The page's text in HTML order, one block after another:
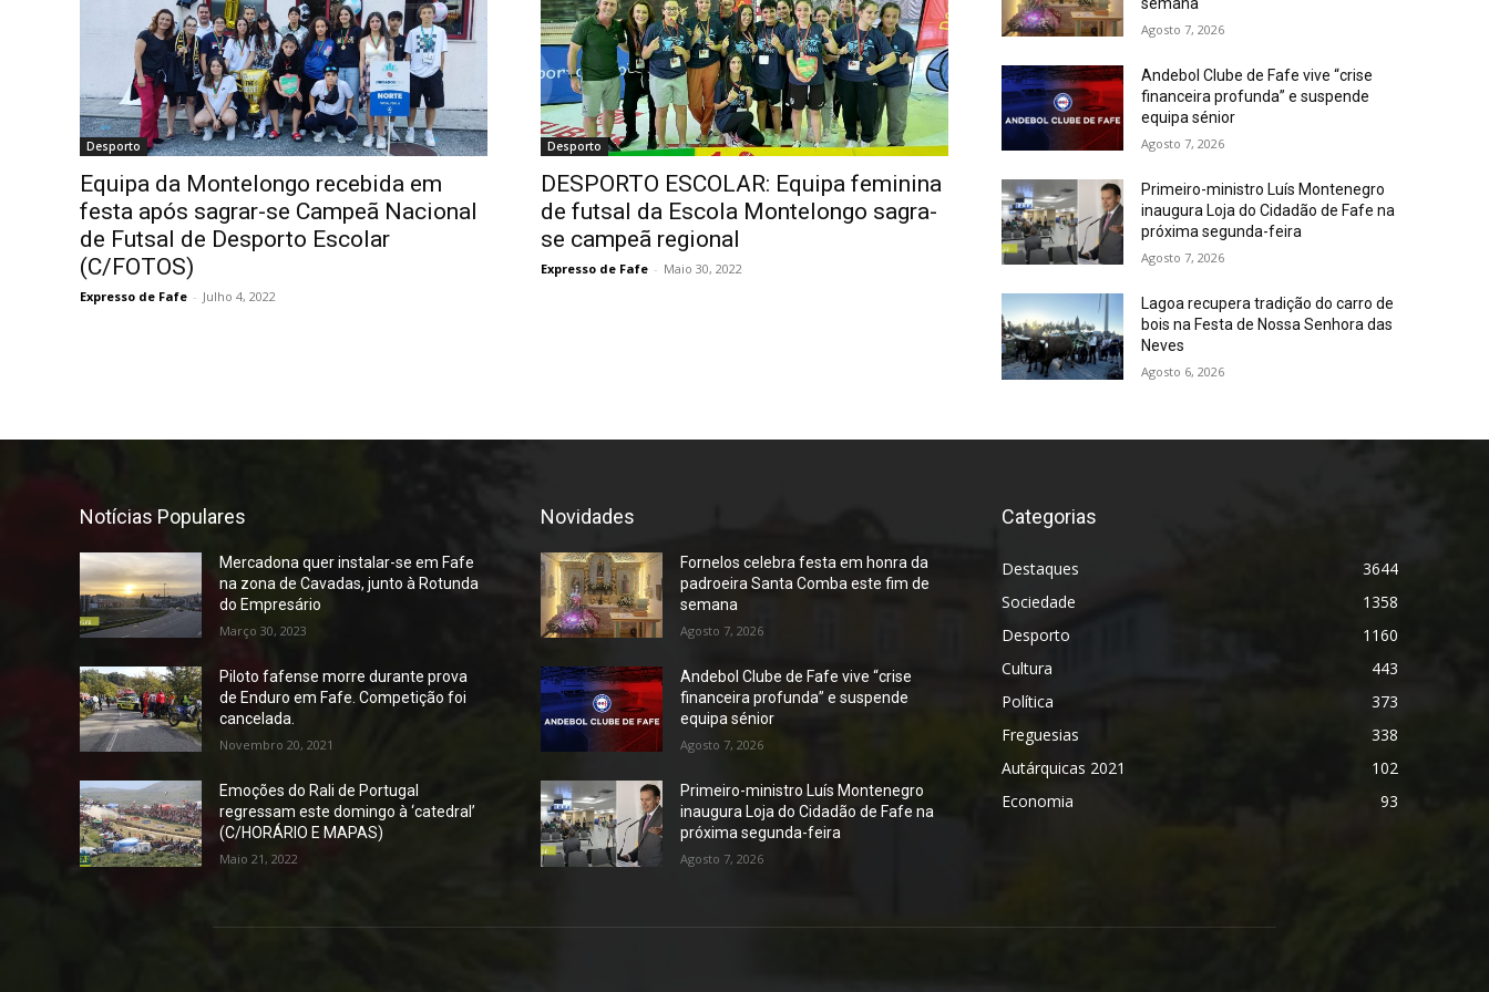
Desporto
Equipa da Montelongo recebida em
festa após sagrar-se Campeã Nacional
de Futsal de Desporto Escolar
(C/FOTOS)
Expresso de Fafe - Julho 4, 2022
Desporto
DESPORTO ESCOLAR: Equipa feminina
de futsal da Escola Montelongo sagra-
se campeã regional
Expresso de Fafe - Maio 30, 2022
Agosto 7, 2026
Andebol Clube de Fafe vive “crise
financeira profunda” e suspende
equipa sénior
Agosto 7, 2026
Primeiro-ministro Luís Montenegro
inaugura Loja do Cidadão de Fafe na
próxima segunda-feira
Agosto 7, 2026
Lagoa recupera tradição do carro de
bois na Festa de Nossa Senhora das
Neves
Agosto 6, 2026
Notícias Populares
Mercadona quer instalar-se em Fafe
na zona de Cavadas, junto à Rotunda
do Empresário
Março 30, 2023
Piloto fafense morre durante prova
de Enduro em Fafe. Competição foi
cancelada.
Novembro 20, 2021
Emoções do Rali de Portugal
regressam este domingo à ‘catedral’
(C/HORÁRIO E MAPAS)
Maio 21, 2022
Novidades
Fornelos celebra festa em honra da
padroeira Santa Comba este fim de
semana
Agosto 7, 2026
Andebol Clube de Fafe vive “crise
financeira profunda” e suspende
equipa sénior
Agosto 7, 2026
Primeiro-ministro Luís Montenegro
inaugura Loja do Cidadão de Fafe na
próxima segunda-feira
Agosto 7, 2026
Categorias
Destaques
3644
Sociedade
1358
Desporto
1160
Cultura
443
Política
373
Freguesias
338
Autárquicas 2021
102
Economia
93